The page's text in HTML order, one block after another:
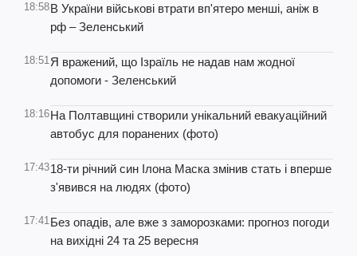
18:58В України військові втрати вп'ятеро менші, аніж в
рф – Зеленський
18:51Я вражений, що Ізраїль не надав нам жодної
допомоги - Зеленський
18:16На Полтавщині створили унікальний евакуаційний
автобус для поранених (фото)
17:4318-ти річний син Ілона Маска змінив стать і вперше
з'явився на людях (фото)
17:41Без опадів, але вже з заморозками: прогноз погоди
на вихідні 24 та 25 вересня